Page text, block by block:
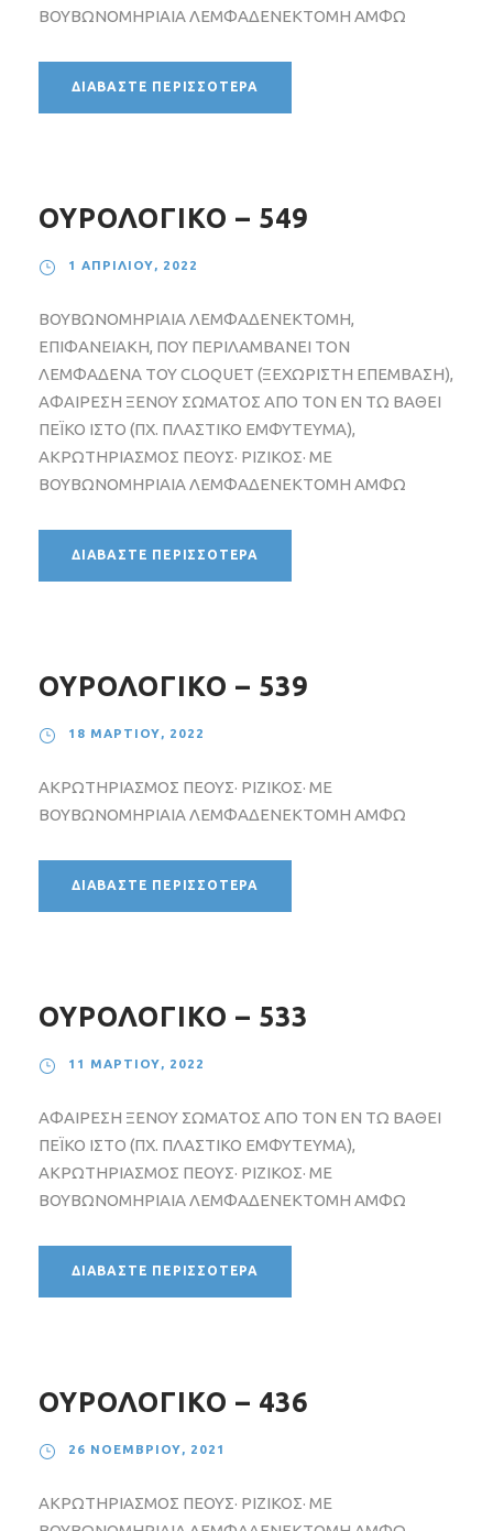
ΒΟΥΒΩΝΟΜΗΡΙΑΙΑ ΛΕΜΦΑΔΕΝΕΚΤΟΜΗ ΑΜΦΩ
ΔΙΑΒΆΣΤΕ ΠΕΡΙΣΣΌΤΕΡΑ
ΟΥΡΟΛΟΓΙΚΟ – 549
1 ΑΠΡΙΛΊΟΥ, 2022
ΒΟΥΒΩΝΟΜΗΡΙΑΙΑ ΛΕΜΦΑΔΕΝΕΚΤΟΜΗ,
ΕΠΙΦΑΝΕΙΑΚΗ, ΠΟΥ ΠΕΡΙΛΑΜΒΑΝΕΙ ΤΟΝ
ΛΕΜΦΑΔΕΝΑ ΤΟΥ CLOQUET (ΞΕΧΩΡΙΣΤΗ ΕΠΕΜΒΑΣΗ),
ΑΦΑΙΡΕΣΗ ΞΕΝΟΥ ΣΩΜΑΤΟΣ ΑΠΟ ΤΟΝ ΕΝ ΤΩ ΒΑΘΕΙ
ΠΕΪΚΟ ΙΣΤΟ (ΠΧ. ΠΛΑΣΤΙΚΟ ΕΜΦΥΤΕΥΜΑ),
ΑΚΡΩΤΗΡΙΑΣΜΟΣ ΠΕΟΥΣ· ΡΙΖΙΚΟΣ· ΜΕ
ΒΟΥΒΩΝΟΜΗΡΙΑΙΑ ΛΕΜΦΑΔΕΝΕΚΤΟΜΗ ΑΜΦΩ
ΔΙΑΒΆΣΤΕ ΠΕΡΙΣΣΌΤΕΡΑ
ΟΥΡΟΛΟΓΙΚΟ – 539
18 ΜΑΡΤΊΟΥ, 2022
ΑΚΡΩΤΗΡΙΑΣΜΟΣ ΠΕΟΥΣ· ΡΙΖΙΚΟΣ· ΜΕ
ΒΟΥΒΩΝΟΜΗΡΙΑΙΑ ΛΕΜΦΑΔΕΝΕΚΤΟΜΗ ΑΜΦΩ
ΔΙΑΒΆΣΤΕ ΠΕΡΙΣΣΌΤΕΡΑ
ΟΥΡΟΛΟΓΙΚΟ – 533
11 ΜΑΡΤΊΟΥ, 2022
ΑΦΑΙΡΕΣΗ ΞΕΝΟΥ ΣΩΜΑΤΟΣ ΑΠΟ ΤΟΝ ΕΝ ΤΩ ΒΑΘΕΙ
ΠΕΪΚΟ ΙΣΤΟ (ΠΧ. ΠΛΑΣΤΙΚΟ ΕΜΦΥΤΕΥΜΑ),
ΑΚΡΩΤΗΡΙΑΣΜΟΣ ΠΕΟΥΣ· ΡΙΖΙΚΟΣ· ΜΕ
ΒΟΥΒΩΝΟΜΗΡΙΑΙΑ ΛΕΜΦΑΔΕΝΕΚΤΟΜΗ ΑΜΦΩ
ΔΙΑΒΆΣΤΕ ΠΕΡΙΣΣΌΤΕΡΑ
ΟΥΡΟΛΟΓΙΚΟ – 436
26 ΝΟΕΜΒΡΊΟΥ, 2021
ΑΚΡΩΤΗΡΙΑΣΜΟΣ ΠΕΟΥΣ· ΡΙΖΙΚΟΣ· ΜΕ